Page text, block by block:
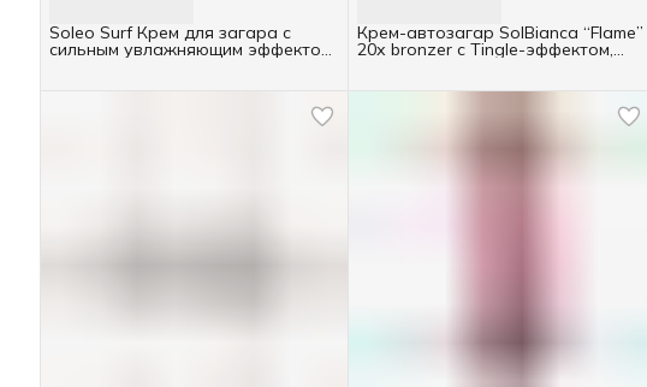
Soleo Surf Крем для загара с
сильным увлажняющим эффектом
Крем-автозагар SolBianca “Flame”
20х bronzer с Tingle-эффектом,